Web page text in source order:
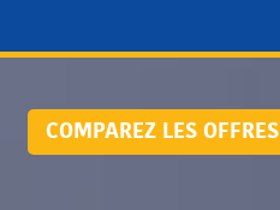
COMPAREZ LES OFFRES